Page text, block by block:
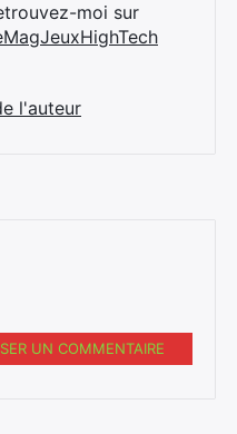
moi sur
l'auteur
UN COMMENTAIRE